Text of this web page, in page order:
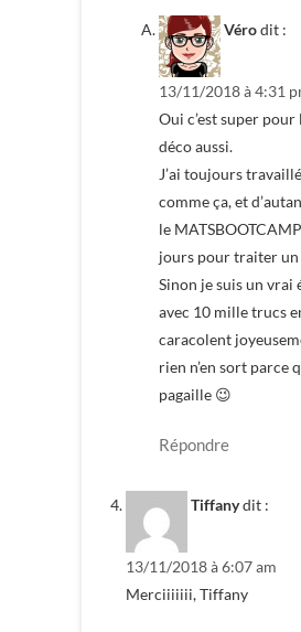
Vérodit :
13/11/2018 à 4:31
Oui c’est super
déco aussi.
J’ai toujours
comme ça, et
le
jours pour traiter un
Sinon je suis un
avec 10 mille trucs
caracolent
rien n’en sort parce
pagaille 😉
Répondre
Tiffanydit :
13/11/2018 à 6:07 am
Merciiiiiii, Tiffany